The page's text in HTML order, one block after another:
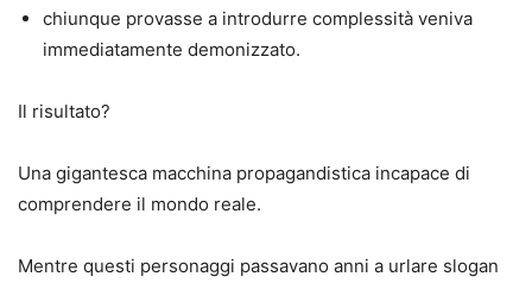
chiunque provasse a introdurre complessità veniva
immediatamente demonizzato.
Il risultato?
Una gigantesca macchina propagandistica incapace di
comprendere il mondo reale.
Mentre questi personaggi passavano anni a urlare slogan